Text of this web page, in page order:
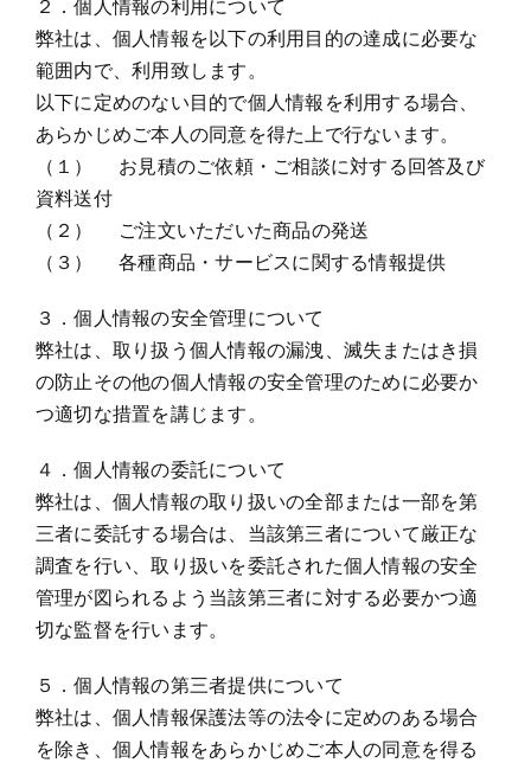
２．個人情報の利用について
弊社は、個人情報を以下の利用目的の達成に必要な
範囲内で、利用致します。
以下に定めのない目的で個人情報を利用する場合、
あらかじめご本人の同意を得た上で行ないます。
（１） お見積のご依頼・ご相談に対する回答及び
資料送付
（２） ご注文いただいた商品の発送
（３） 各種商品・サービスに関する情報提供
３．個人情報の安全管理について
弊社は、取り扱う個人情報の漏洩、滅失またはき損
の防止その他の個人情報の安全管理のために必要か
つ適切な措置を講じます。
４．個人情報の委託について
弊社は、個人情報の取り扱いの全部または一部を第
三者に委託する場合は、当該第三者について厳正な
調査を行い、取り扱いを委託された個人情報の安全
管理が図られるよう当該第三者に対する必要かつ適
切な監督を行います。
５．個人情報の第三者提供について
弊社は、個人情報保護法等の法令に定めのある場合
を除き、個人情報をあらかじめご本人の同意を得る